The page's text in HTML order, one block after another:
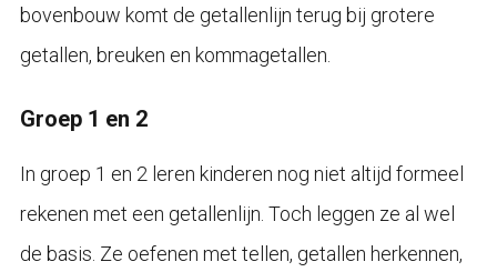
bovenbouw komt de getallenlijn terug bij grotere
getallen, breuken en kommagetallen.
Groep 1 en 2
In groep 1 en 2 leren kinderen nog niet altijd formeel
rekenen met een getallenlijn. Toch leggen ze al wel
de basis. Ze oefenen met tellen, getallen herkennen,